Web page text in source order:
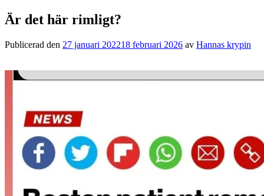
Är det här rimligt?
Publicerad den 27 januari 202218 februari 2026 av Hannas krypin